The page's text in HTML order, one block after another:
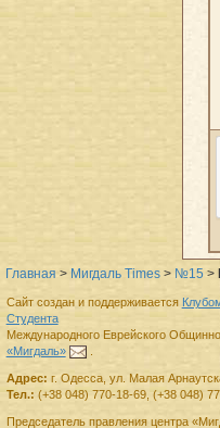
Главная > Мигдаль Times > №15 >
Сайт создан и поддерживается
Студента
Международного Еврейского
«Мигдаль»
.
Адрес: г. Одесса, ул. Малая
Тел.: (+38 048) 770-18-69, (+38 048)
Председатель правленияцентра